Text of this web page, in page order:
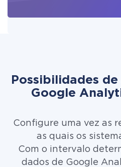
Possibilidades
Google
Configure uma vez as
as quais os
Com o intervalo
dados de Google